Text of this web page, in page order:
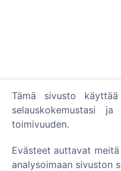
Usein
Tämä sivusto käyttää
selauskokemustasi
toimivuuden.
Evästeet auttavat
analysoimaan sivuston